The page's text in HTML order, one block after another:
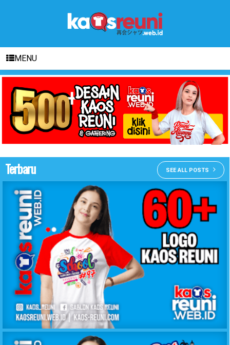
MENU
Terbaru SEE ALL POSTS
60+ Logo Desain Kaos Reuni